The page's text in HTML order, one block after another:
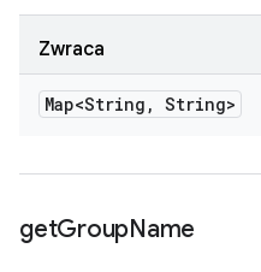
Zwraca
Map<String , String>
getGroupName